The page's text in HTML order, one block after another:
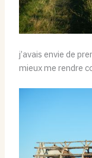
j’avais envie de
mieux me rendre